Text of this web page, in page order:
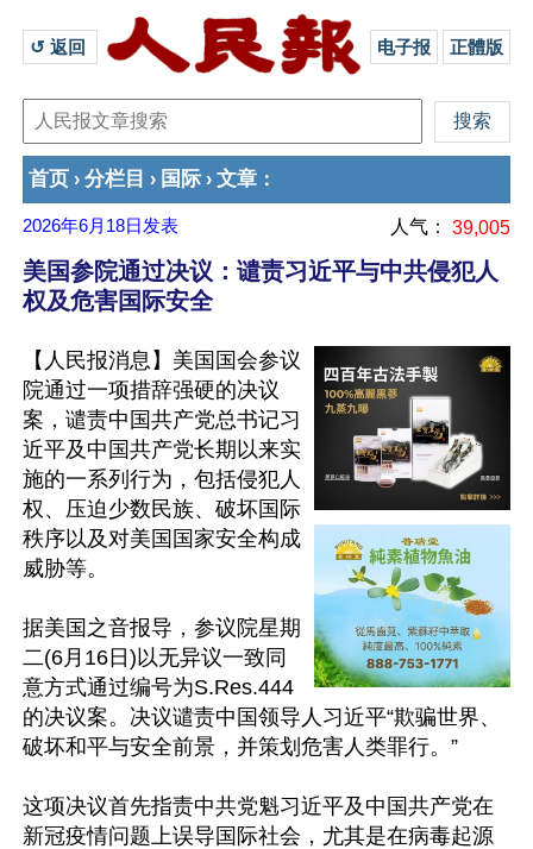
↺ 返回 电子报 正體版
首页 › 分栏目 › 国际 › 文章 ：
2026年6月18日 发表 人气： 39,005
美国参院通过决议：谴责习近平与中共侵犯人
权及危害国际安全
【人民报消息】美国国会参议
院通过一项措辞强硬的决议
案，谴责中国共产党总书记习
近平及中国共产党长期以来实
施的一系列行为，包括侵犯人
权、压迫少数民族、破坏国际
秩序以及对美国国家安全构成
威胁等。
据美国之音报导，参议院星期
二(6月16日)以无异议一致同
意方式通过编号为S.Res.444
的决议案。决议谴责中国领导人习近平“欺骗世界、
破坏和平与安全前景，并策划危害人类罪行。”
这项决议首先指责中共党魁习近平及中国共产党在
新冠疫情问题上误导国际社会，尤其是在病毒起源